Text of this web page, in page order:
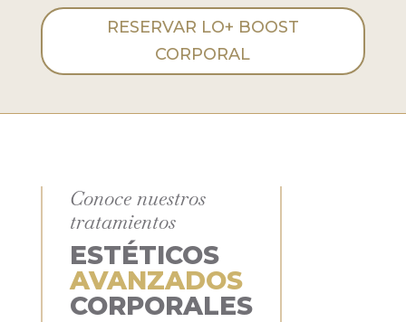
RESERVAR LO+ BOOST
CORPORAL
Conoce nuestros
tratamientos
ESTÉTICOS
AVANZADOS
CORPORALES